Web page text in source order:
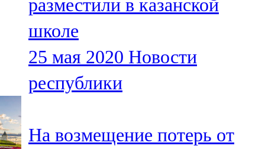
разместили в казанской
школе
25 мая 2020 Новости
республики
На возмещение потерь от